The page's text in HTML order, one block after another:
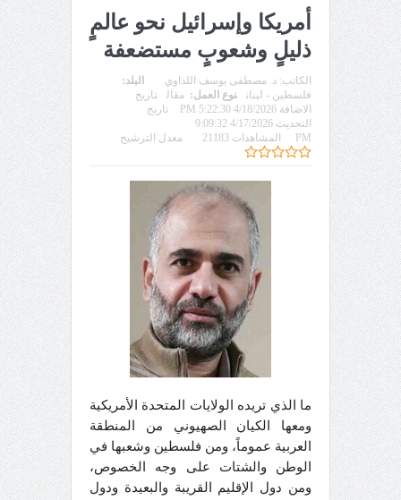
أمريكا وإسرائيل نحو عالمٍ
ذليلٍ وشعوبٍ مستضعفة
الكاتب: د. مصطفى يوسف اللداوي
البلد:
فلسطين - لبنان
نوع العمل: مقال
تاريخ
الاضافة 4/18/2026 5:22:30 PM
تاريخ
التحديث 4/17/2026 9:09:32
PM
المشاهدات 21183 معدل الترشيح
ما الذي تريده الولايات المتحدة الأمريكية
ومعها الكيان الصهيوني من المنطقة
العربية عموماً، ومن فلسطين وشعبها في
الوطن والشتات على وجه الخصوص،
ومن دول الإقليم القريبة والبعيدة ودول